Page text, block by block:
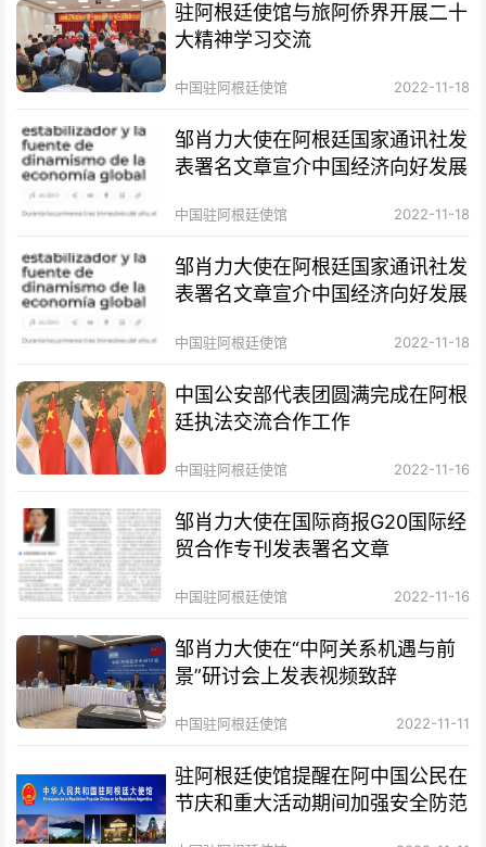
驻阿根廷使馆与旅阿侨界开展二十
大精神学习交流
中国驻阿根廷使馆 2022-11-18
邹肖力大使在阿根廷国家通讯社发
表署名文章宣介中国经济向好发展
中国驻阿根廷使馆 2022-11-18
邹肖力大使在阿根廷国家通讯社发
表署名文章宣介中国经济向好发展
中国驻阿根廷使馆 2022-11-18
中国公安部代表团圆满完成在阿根
廷执法交流合作工作
中国驻阿根廷使馆 2022-11-16
邹肖力大使在国际商报G20国际经
贸合作专刊发表署名文章
中国驻阿根廷使馆 2022-11-16
邹肖力大使在“中阿关系机遇与前
景”研讨会上发表视频致辞
中国驻阿根廷使馆 2022-11-11
驻阿根廷使馆提醒在阿中国公民在
节庆和重大活动期间加强安全防范